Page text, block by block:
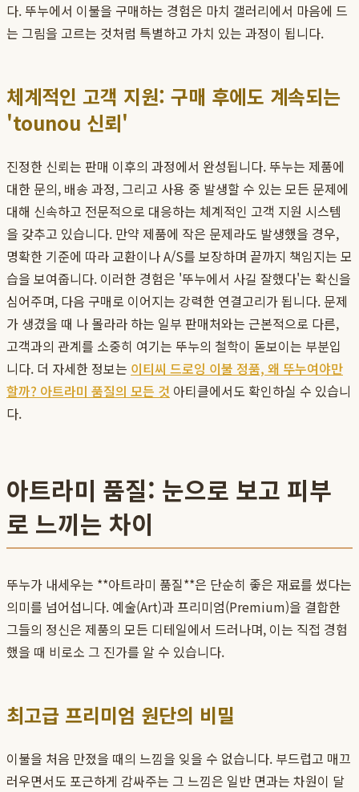
다. 뚜누에서 이불을 구매하는 경험은 마치 갤러리에서 마음에 드
는 그림을 고르는 것처럼 특별하고 가치 있는 과정이 됩니다.
체계적인 고객 지원: 구매 후에도 계속되는
'tounou 신뢰'
진정한 신뢰는 판매 이후의 과정에서 완성됩니다. 뚜누는 제품에
대한 문의, 배송 과정, 그리고 사용 중 발생할 수 있는 모든 문제에
대해 신속하고 전문적으로 대응하는 체계적인 고객 지원 시스템
을 갖추고 있습니다. 만약 제품에 작은 문제라도 발생했을 경우,
명확한 기준에 따라 교환이나 A/S를 보장하며 끝까지 책임지는 모
습을 보여줍니다. 이러한 경험은 '뚜누에서 사길 잘했다'는 확신을
심어주며, 다음 구매로 이어지는 강력한 연결고리가 됩니다. 문제
가 생겼을 때 나 몰라라 하는 일부 판매처와는 근본적으로 다른,
고객과의 관계를 소중히 여기는 뚜누의 철학이 돋보이는 부분입
니다. 더 자세한 정보는 이티씨 드로잉 이불 정품, 왜 뚜누여야만
할까? 아트라미 품질의 모든 것 아티클에서도 확인하실 수 있습니
다.
아트라미 품질: 눈으로 보고 피부
로 느끼는 차이
뚜누가 내세우는 **아트라미 품질**은 단순히 좋은 재료를 썼다는
의미를 넘어섭니다. 예술(Art)과 프리미엄(Premium)을 결합한
그들의 정신은 제품의 모든 디테일에서 드러나며, 이는 직접 경험
했을 때 비로소 그 진가를 알 수 있습니다.
최고급 프리미엄 원단의 비밀
이불을 처음 만졌을 때의 느낌을 잊을 수 없습니다. 부드럽고 매끄
러우면서도 포근하게 감싸주는 그 느낌은 일반 면과는 차원이 달